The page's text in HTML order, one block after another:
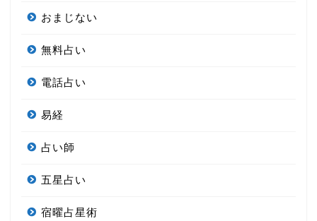
おまじない
無料占い
電話占い
易経
占い師
五星占い
宿曜占星術